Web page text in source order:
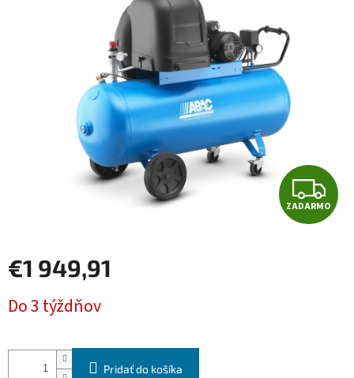
Z
A
ZADARMO
€1 949,91
cena:
Do 3 týždňov
Pridať do košíka